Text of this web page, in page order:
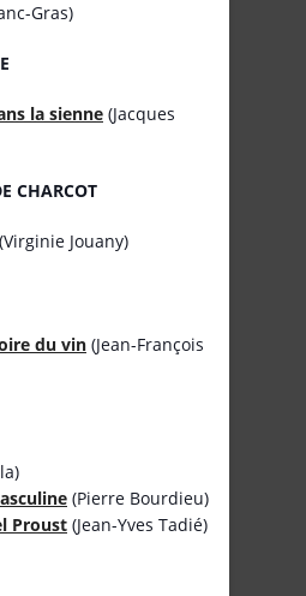
Gras)
la sienne (Jacques
CHARCOT
(Virginie Jouany)
du vin (Jean-François
(Pierre Bourdieu)
Proust (Jean-Yves Tadié)